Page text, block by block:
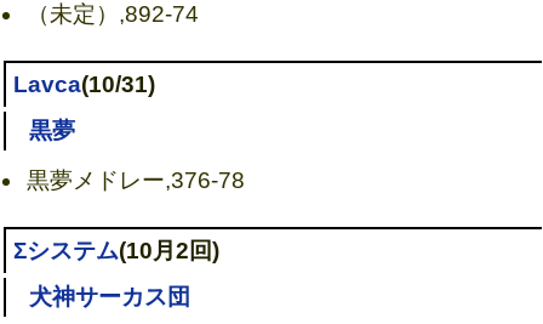
（未定）,892-74
Lavca(10/31)
黒夢
黒夢メドレー,376-78
Σシステム(10月2回)
犬神サーカス団